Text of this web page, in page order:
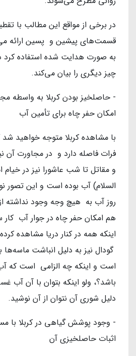
در برخی از مواقع این مطالب با
قسمت‌های پیشین و پسین ارائه
به صورت هدایت شده استفاده
چیز دیگری را بیان می‌کند.
- حاصلخیز بودن کربلا به واسطه
امکان حفر چاه برای تأمین آب
با مشاهده کربلا متوجه خواهید شد
فرات فاصله دارد و در مجاورت آن
و مقاتل تا شب عاشورا نیز در
السلام) آب بوده است و این تصور
روز آب به هیچ وجه وجود نداشته
هم امکان حفر چاه در جوار آب
اینکه همه در کنار دریا مشاهده
گودال نیز به دلیل انباشت
است و اینکه چه الزامی است که
باشد؟، ولو اینکه بتوان با آن آب
دلیل شوری آن نتوان از آن نوشید.
- وجود پوشش گیاهی در کربلا با
اثبات حاصلخیزی آن